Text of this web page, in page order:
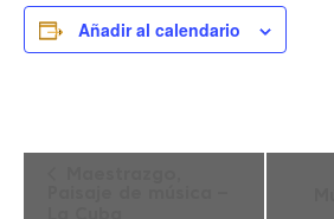
Añadir al calendario